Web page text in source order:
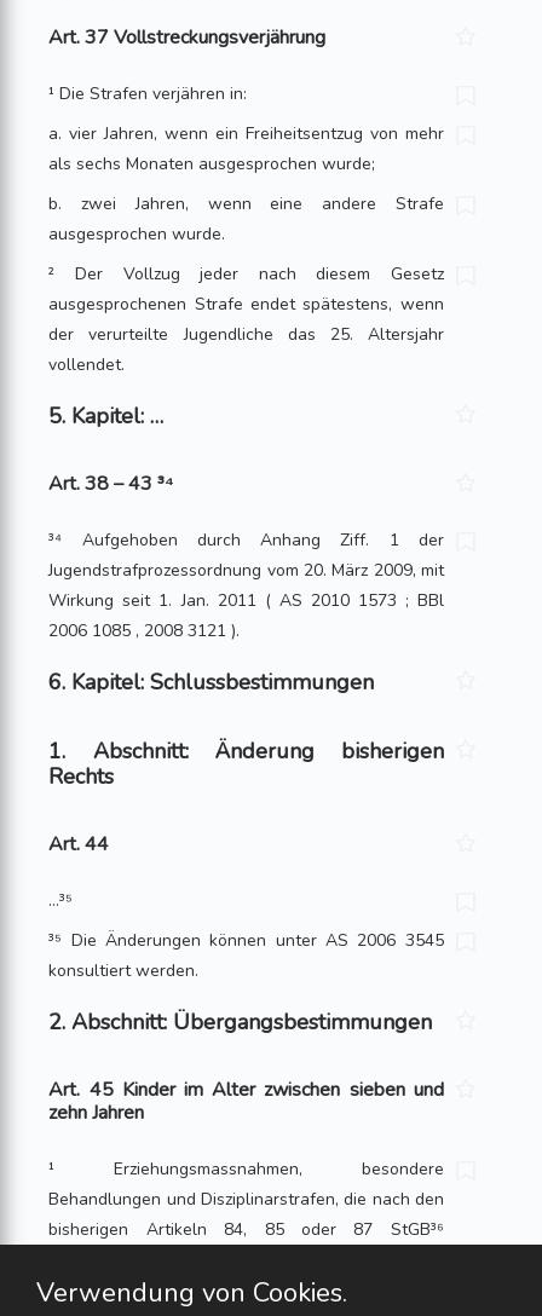
Art. 37 Vollstreckungsverjährung
¹ Die Strafen verjähren in:
a. vier Jahren, wenn ein Freiheitsentzug von mehr
als sechs Monaten ausgesprochen wurde;
b. zwei Jahren, wenn eine andere Strafe
ausgesprochen wurde.
² Der Vollzug jeder nach diesem Gesetz
ausgesprochenen Strafe endet spätestens, wenn
der verurteilte Jugendliche das 25. Altersjahr
vollendet.
5. Kapitel: …
Art. 38 – 43 ³⁴
³⁴ Aufgehoben durch Anhang Ziff. 1 der
Jugendstrafprozessordnung vom 20. März 2009, mit
Wirkung seit 1. Jan. 2011 ( AS 2010 1573 ; BBl
2006 1085 , 2008 3121 ).
6. Kapitel: Schlussbestimmungen
1. Abschnitt: Änderung bisherigen
Rechts
Art. 44
…³⁵
³⁵ Die Änderungen können unter AS 2006 3545
konsultiert werden.
2. Abschnitt: Übergangsbestimmungen
Art. 45 Kinder im Alter zwischen sieben und
zehn Jahren
¹ Erziehungsmassnahmen, besondere
Behandlungen und Disziplinarstrafen, die nach den
bisherigen Artikeln 84, 85 oder 87 StGB³⁶
Altersjahr noch nicht vollendet hatten, angeordnet
Verwendung von Cookies.